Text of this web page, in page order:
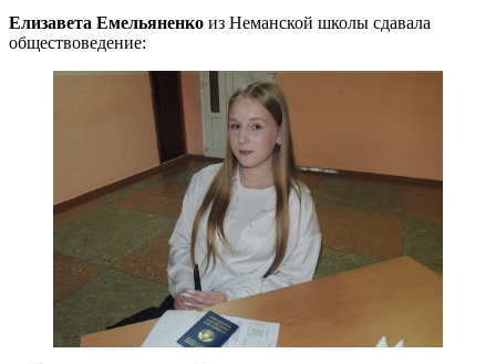
Елизавета Емельяненко из Неманской школы сдавала
обществоведение: